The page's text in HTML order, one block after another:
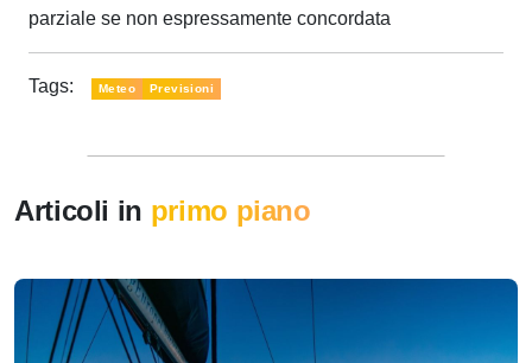
parziale se non espressamente concordata
Tags: Meteo Previsioni
Articoli in primo piano